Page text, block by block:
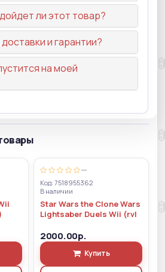
ли этот товар?
и гарантии?
на моей
—
Код: 7518955362
В наличии
Star Wars the Clone Wars
Lightsaber Duels Wii (rvl
2000.00р.
Купить